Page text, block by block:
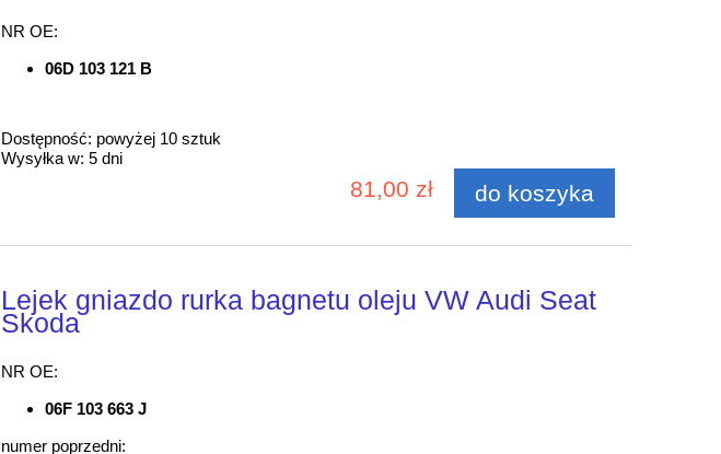
NR OE:
06D 103 121 B
Dostępność: powyżej 10 sztuk
Wysyłka w: 5 dni
81,00 zł do koszyka
Lejek gniazdo rurka bagnetu oleju VW Audi Seat
Skoda
NR OE:
06F 103 663 J
numer poprzedni: